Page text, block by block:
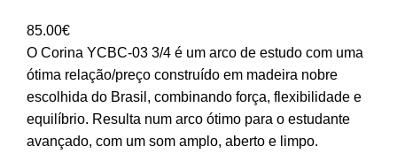
85.00€
O Corina YCBC-03 3/4 é um arco de estudo com uma
ótima relação/preço construído em madeira nobre
escolhida do Brasil, combinando força, flexibilidade e
equilíbrio. Resulta num arco ótimo para o estudante
avançado, com um som amplo, aberto e limpo.